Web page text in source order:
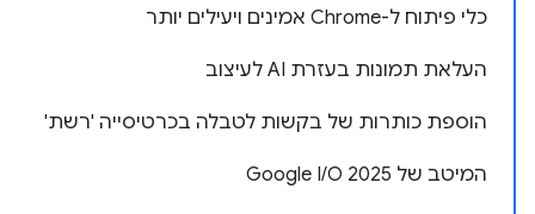
כלי פיתוח ל-Chrome אמינים ויעילים יותר
העלאת תמונות בעזרת AI לעיצוב
הוספת כותרות של בקשות לטבלה בכרטיסייה 'רשת'
המיטב של Google I/O 2025